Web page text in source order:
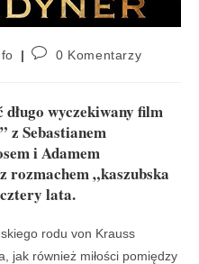
0 Komentarzy
wyczekiwany film
z Sebastianem
i Adamem
rozmachem „kaszubska
lata.
rodu von Krauss
jak również miłości pomiędzy